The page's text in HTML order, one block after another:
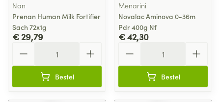
Nan
Prenan Human Milk Fortifier
Sach 72x1g
€ 29,79
Bestel
Menarini
Novalac Aminova 0-36m
Pdr 400g Nf
€ 42,30
Bestel